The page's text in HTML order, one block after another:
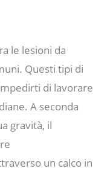
le lesioni da
Questi tipi di
di lavorare
A seconda
gravità, il
un calco in